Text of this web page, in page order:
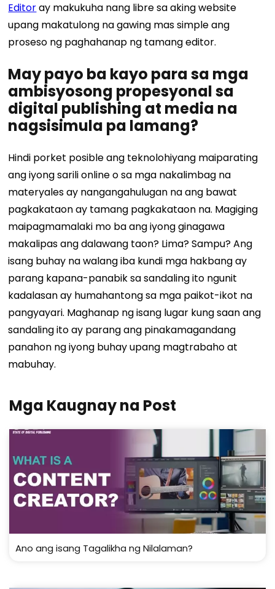
Editoray makukuha nang libre sa aking website
upang makatulong na gawing mas simple ang
proseso ng paghahanap ng tamang editor.
May payo ba kayo para sa mga
ambisyosong propesyonal sa
digital publishing at media na
nagsisimula pa lamang?
Hindi porket posible ang teknolohiyang maiparating
ang iyong sarili online o sa mga nakalimbag na
materyales ay nangangahulugan na ang bawat
pagkakataon ay tamang pagkakataon na. Magiging
maipagmamalaki mo ba ang iyong ginagawa
makalipas ang dalawang taon? Lima? Sampu? Ang
isang buhay na walang iba kundi mga hakbang ay
parang kapana-panabik sa sandaling ito ngunit
kadalasan ay humahantong sa mga paikot-ikot na
pangyayari. Maghanap ng isang lugar kung saan ang
sandaling ito ay parang ang pinakamagandang
panahon ng iyong buhay upang magtrabaho at
mabuhay.
Mga Kaugnay na Post
Ano ang isang Tagalikha ng Nilalaman?